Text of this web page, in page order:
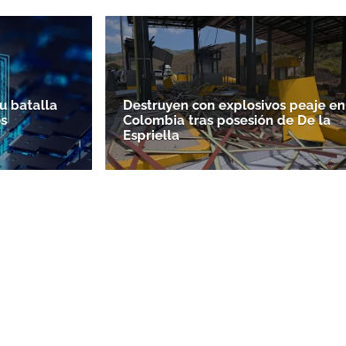
batalla
Destruyen con explosivos peaje en
Colombia tras posesión de De la
Espriella